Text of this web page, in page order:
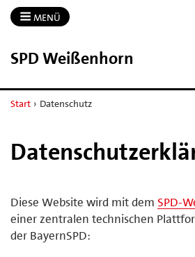
MENÜ
SPD Weißenhorn
Start › Datenschutz
Diese Website wird mit dem SPD-
einer zentralen technischen
der BayernSPD: